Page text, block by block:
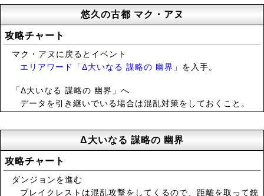
悠久の古都 マク・アヌ
攻略チャート
マク・アヌに戻るとイベント
エリアワード「Δ大いなる 謀略の 幽界」 を入手。
「Δ大いなる 謀略の 幽界」へ
データを引き継いでいる場合は混乱対策をしておくこと。
Δ大いなる 謀略の 幽界
攻略チャート
ダンジョンを進む
ブレイクレストは混乱攻撃をしてくるので、距離を取って銃